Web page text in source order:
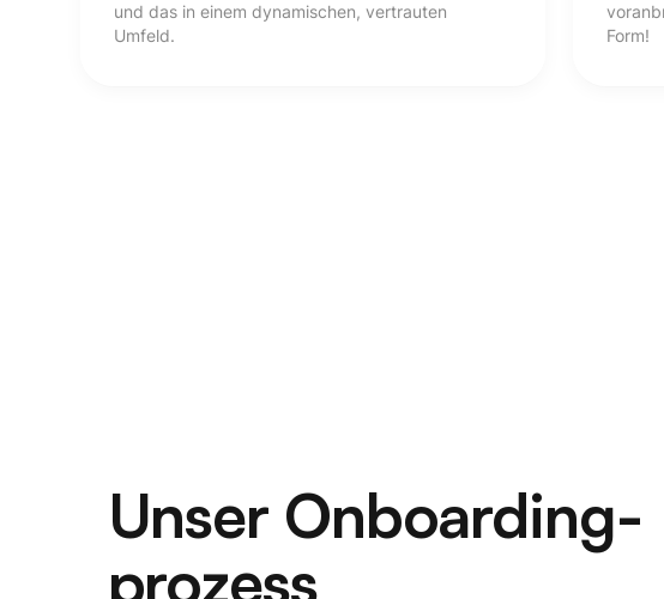
und das in einem dynamischen, vertrauten
Umfeld.
Form!
Unser Onboarding-
prozess